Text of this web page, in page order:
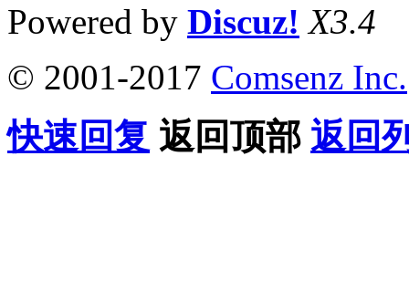
Powered by Discuz! X3.4
© 2001-2017 Comsenz Inc.
快速回复 返回顶部 返回